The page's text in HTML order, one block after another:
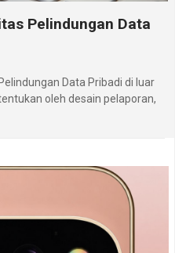
Pelindungan Data
Data Pribadi di luar
oleh desain pelaporan,